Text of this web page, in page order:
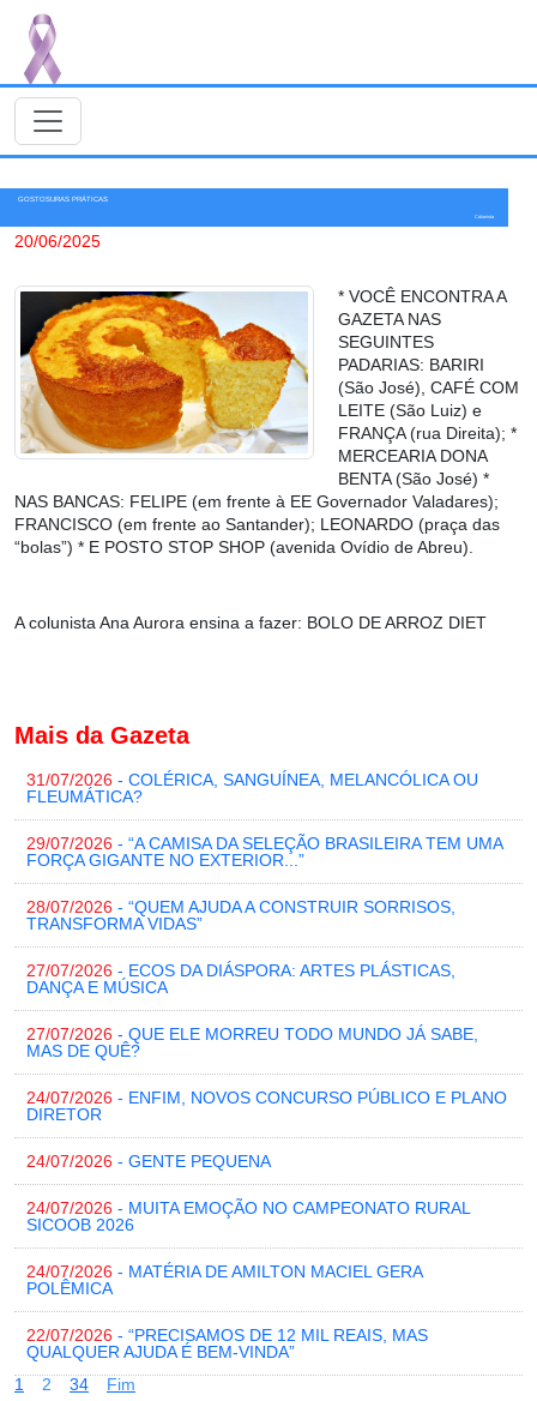
GOSTOSURAS PRÁTICAS
Colunista
20/06/2025
* VOCÊ ENCONTRA A
GAZETA NAS
SEGUINTES
PADARIAS: BARIRI
(São José), CAFÉ COM
LEITE (São Luiz) e
FRANÇA (rua Direita); *
MERCEARIA DONA
BENTA (São José) *
NAS BANCAS: FELIPE (em frente à EE Governador Valadares);
FRANCISCO (em frente ao Santander); LEONARDO (praça das
“bolas”) * E POSTO STOP SHOP (avenida Ovídio de Abreu).
A colunista Ana Aurora ensina a fazer: BOLO DE ARROZ DIET
Mais da Gazeta
31/07/2026 - COLÉRICA, SANGUÍNEA, MELANCÓLICA OU
FLEUMÁTICA?
29/07/2026 - “A CAMISA DA SELEÇÃO BRASILEIRA TEM UMA
FORÇA GIGANTE NO EXTERIOR...”
28/07/2026 - “QUEM AJUDA A CONSTRUIR SORRISOS,
TRANSFORMA VIDAS”
27/07/2026 - ECOS DA DIÁSPORA: ARTES PLÁSTICAS,
DANÇA E MÚSICA
27/07/2026 - QUE ELE MORREU TODO MUNDO JÁ SABE,
MAS DE QUÊ?
24/07/2026 - ENFIM, NOVOS CONCURSO PÚBLICO E PLANO
DIRETOR
24/07/2026 - GENTE PEQUENA
24/07/2026 - MUITA EMOÇÃO NO CAMPEONATO RURAL
SICOOB 2026
24/07/2026 - MATÉRIA DE AMILTON MACIEL GERA
POLÊMICA
22/07/2026 - “PRECISAMOS DE 12 MIL REAIS, MAS
QUALQUER AJUDA É BEM-VINDA”
1
2 34 Fim